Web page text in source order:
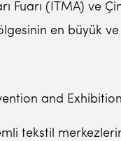
Fuarı (ITMA) ve
en büyük
and
tekstil